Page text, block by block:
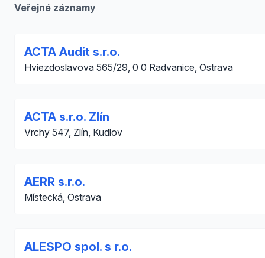
Veřejné záznamy
ACTA Audit s.r.o.
Hviezdoslavova 565/29, 0 0 Radvanice, Ostrava
ACTA s.r.o. Zlín
Vrchy 547, Zlín, Kudlov
AERR s.r.o.
Místecká, Ostrava
ALESPO spol. s r.o.